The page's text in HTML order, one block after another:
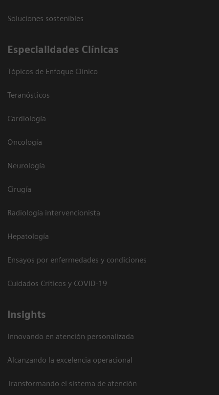
Soluciones sostenibles
Especialidades Clínicas
Tópicos de Enfoque Clínico
Teranósticos
Cardiología
Oncología
Neurología
Cirugía
Radiología intervencionista
Hepatología
Ensayos por enfermedades y condiciones
Cuidados Críticos y COVID-19
Insights
Innovando en atención personalizada
Alcanzando la excelencia operacional
Transformando el sistema de atención